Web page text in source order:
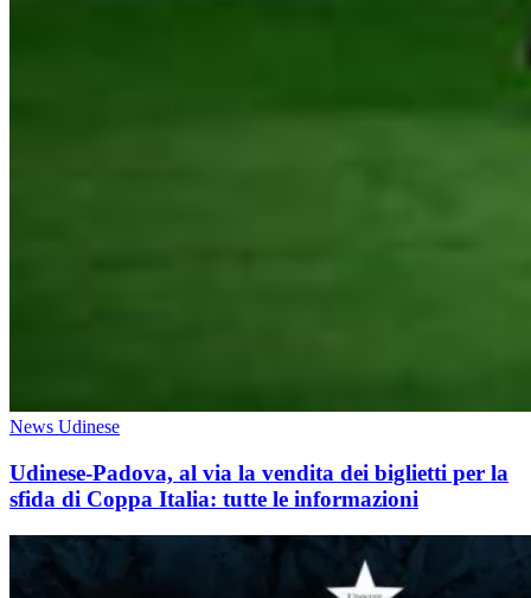
News Udinese
Udinese-Padova, al via la vendita dei biglietti per la
sfida di Coppa Italia: tutte le informazioni